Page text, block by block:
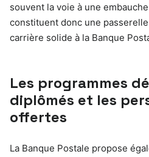
souvent la voie à une
constituent donc une
carrière solide à la Banque
Les programmes
diplômés et les
offertes
La Banque Postale propose